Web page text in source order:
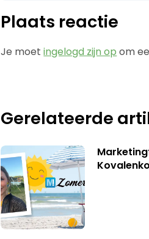
Plaats reactie
Je moetingelogd zijn op om
Gerelateerde
Kovalenko